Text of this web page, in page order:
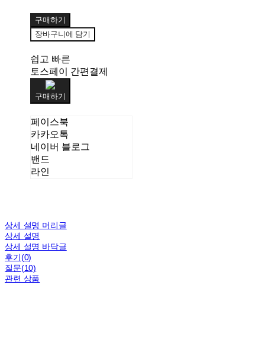
구매하기
장바구니에 담기
쉽고 빠른
토스페이 간편결제
구매하기
페이스북
카카오톡
네이버 블로그
밴드
라인
상세 설명 머리글
상세 설명
상세 설명 바닥글
후기(0)
질문(10)
관련 상품